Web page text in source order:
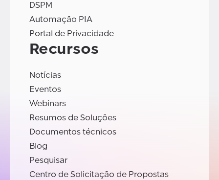
DSPM
Automação PIA
Portal de Privacidade
Recursos
Notícias
Eventos
Webinars
Resumos de Soluções
Documentos técnicos
Blog
Pesquisar
Centro de Solicitação de Propostas